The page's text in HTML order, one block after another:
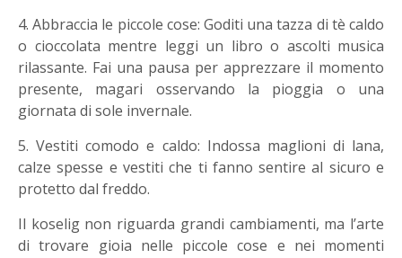
4. Abbraccia le piccole cose: Goditi una tazza di tè caldo
o cioccolata mentre leggi un libro o ascolti musica
rilassante. Fai una pausa per apprezzare il momento
presente, magari osservando la pioggia o una
giornata di sole invernale.
5. Vestiti comodo e caldo: Indossa maglioni di lana,
calze spesse e vestiti che ti fanno sentire al sicuro e
protetto dal freddo.
Il koselig non riguarda grandi cambiamenti, ma l’arte
di trovare gioia nelle piccole cose e nei momenti